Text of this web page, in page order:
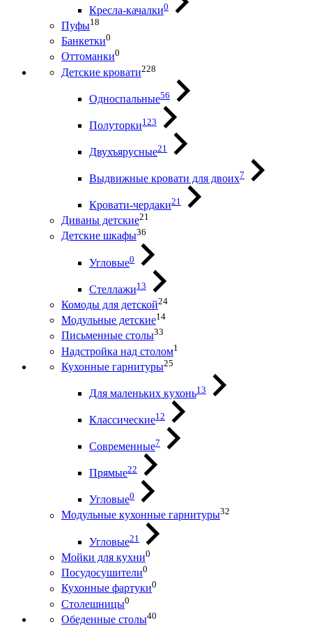
Кресла-качалки0
Пуфы18
Банкетки0
Оттоманки0
Детские кровати228
Односпальные56
Полуторки123
Двухъярусные21
Выдвижные кровати для двоих7
Кровати-чердаки21
Диваны детские21
Детские шкафы36
Угловые0
Стеллажи13
Комоды для детской24
Модульные детские14
Письменные столы33
Надстройка над столом1
Кухонные гарнитуры25
Для маленьких кухонь13
Классические12
Современные7
Прямые22
Угловые0
Модульные кухонные гарнитуры32
Угловые21
Мойки для кухни0
Посудосушители0
Кухонные фартуки0
Столешницы0
Обеденные столы40